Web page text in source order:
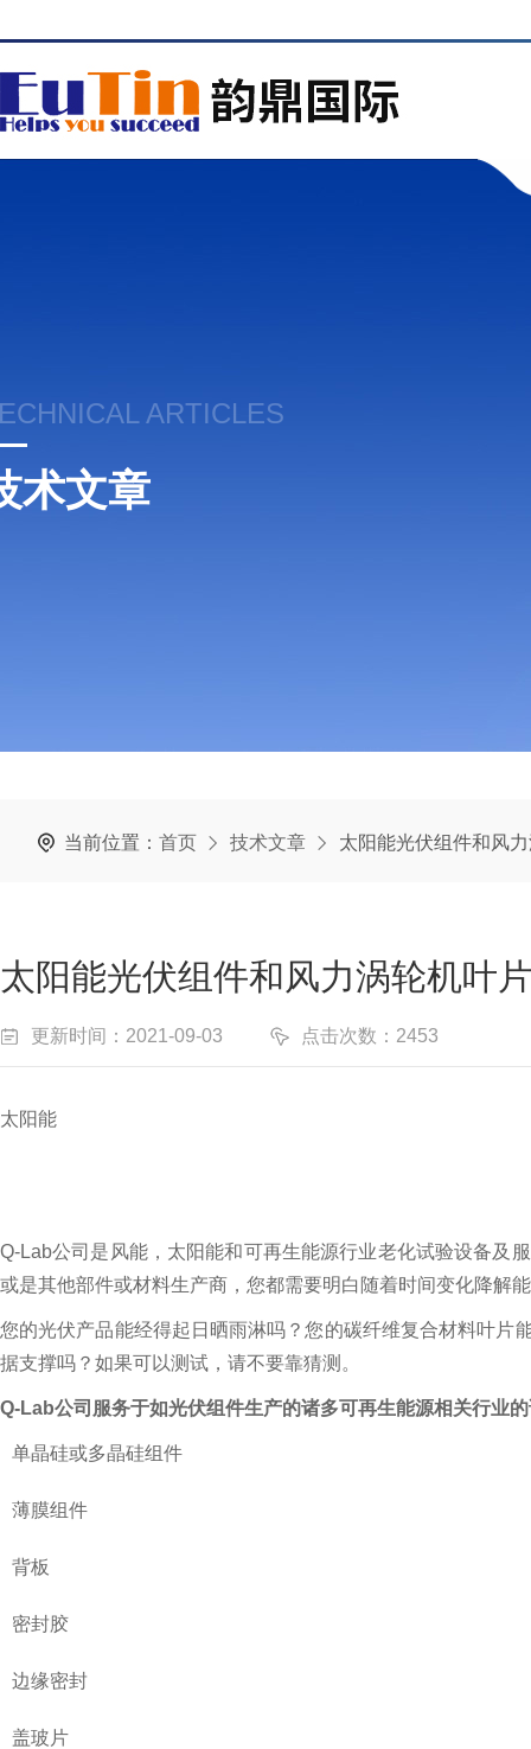
ARTICLES
术文章
当前位置： 首页 技术文章 太阳能光伏组件和风
太阳能光伏组件和风力涡轮机叶
更新时间：2021-09-03 点击次数：2453
太阳能
Q-Lab公司是风能，太阳能和可再生能源行业老化试验设备及
或是其他部件或材料生产商，您都需要明白随着时间变化降解
您的光伏产品能经得起日晒雨淋吗？您的碳纤维复合材料叶片
据支撑吗？如果可以测试，请不要靠猜测。
Q-Lab公司服务于如光伏组件生产的诸多可再生能源相关行业
单晶硅或多晶硅组件
薄膜组件
背板
密封胶
边缘密封
盖玻片